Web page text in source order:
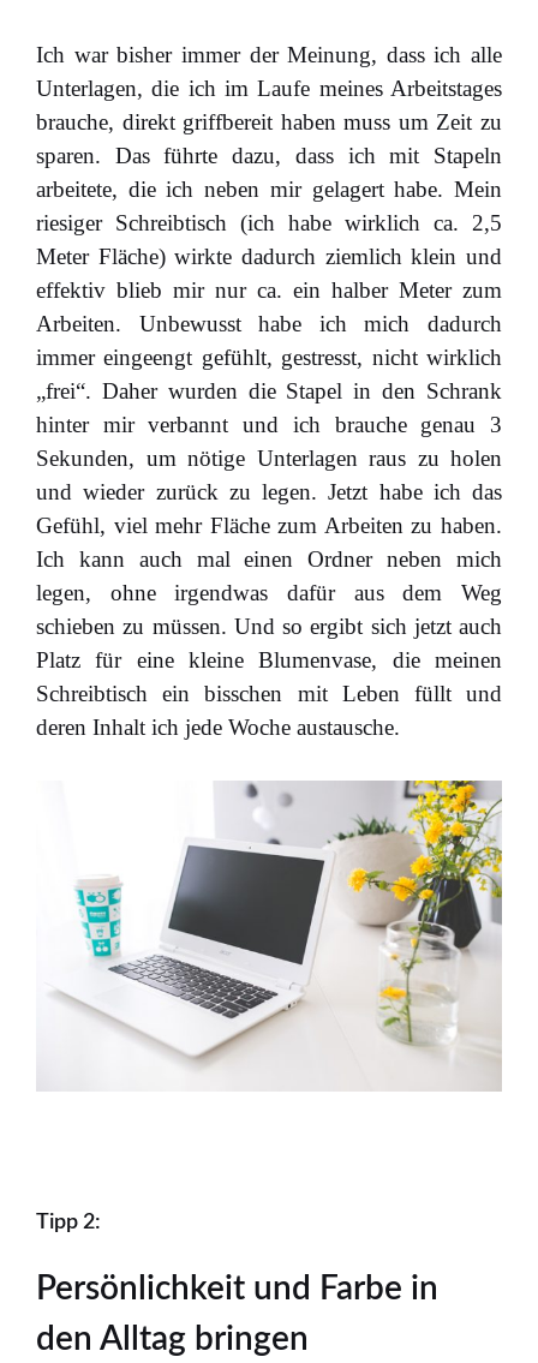
Ich war bisher immer der Meinung, dass ich alle
Unterlagen, die ich im Laufe meines Arbeitstages
brauche, direkt griffbereit haben muss um Zeit zu
sparen. Das führte dazu, dass ich mit Stapeln
arbeitete, die ich neben mir gelagert habe. Mein
riesiger Schreibtisch (ich habe wirklich ca. 2,5
Meter Fläche) wirkte dadurch ziemlich klein und
effektiv blieb mir nur ca. ein halber Meter zum
Arbeiten. Unbewusst habe ich mich dadurch
immer eingeengt gefühlt, gestresst, nicht wirklich
„frei“. Daher wurden die Stapel in den Schrank
hinter mir verbannt und ich brauche genau 3
Sekunden, um nötige Unterlagen raus zu holen
und wieder zurück zu legen. Jetzt habe ich das
Gefühl, viel mehr Fläche zum Arbeiten zu haben.
Ich kann auch mal einen Ordner neben mich
legen, ohne irgendwas dafür aus dem Weg
schieben zu müssen. Und so ergibt sich jetzt auch
Platz für eine kleine Blumenvase, die meinen
Schreibtisch ein bisschen mit Leben füllt und
deren Inhalt ich jede Woche austausche.
Tipp 2:
Persönlichkeit und Farbe in
den Alltag bringen